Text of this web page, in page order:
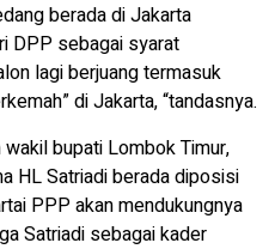
berada di Jakarta
DPP sebagai syarat
lagi berjuang termasuk
di Jakarta, “tandasnya.
bupati Lombok Timur,
HL Satriadi berada diposisi
PPP akan mendukungnya
Satriadi sebagai kader